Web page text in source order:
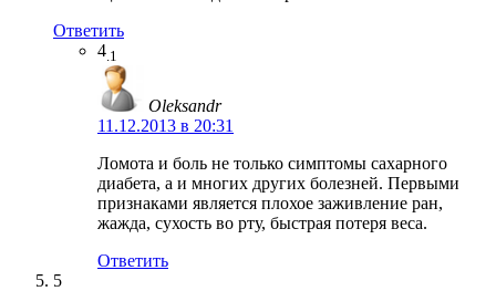
Ответить
4 .1
Oleksandr
11.12.2013 в 20:31
Ломота и боль не только симптомы сахарного
диабета, а и многих других болезней. Первыми
признаками является плохое заживление ран,
жажда, сухость во рту, быстрая потеря веса.
Ответить
5